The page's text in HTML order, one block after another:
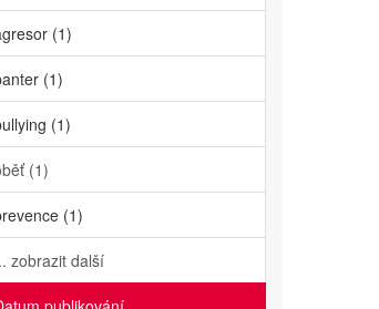
(1)
(1)
(1)
(1)
(1)
zobrazit další